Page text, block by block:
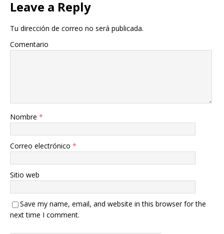
Leave a Reply
Tu dirección de correo no será publicada.
Comentario
Nombre *
Correo electrónico *
Sitio web
Save my name, email, and website in this browser for the
next time I comment.